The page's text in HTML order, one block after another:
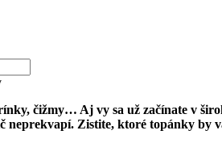
čižmy… Aj vy sa už začínate v
neprekvapí. Zistite, ktoré topánky by